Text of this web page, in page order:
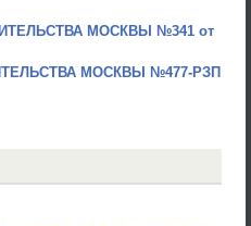
МОСКВЫ №341 от
МОСКВЫ №477-РЗП